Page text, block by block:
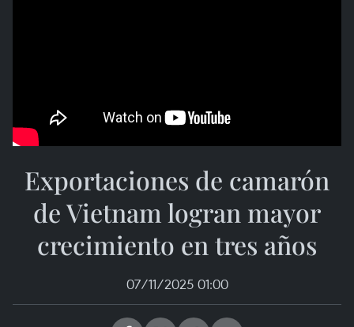
Exportaciones de camarón
de Vietnam logran mayor
crecimiento en tres años
07/11/2025 01:00